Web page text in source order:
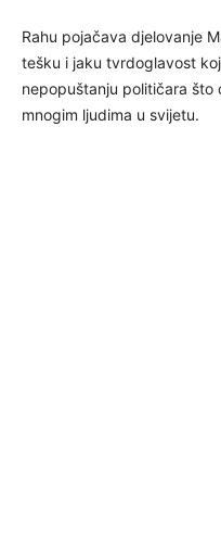
Rahu pojačava djelovanje
tešku i jaku tvrdoglavost
nepopuštanju političara što
mnogim ljudima u svijetu.